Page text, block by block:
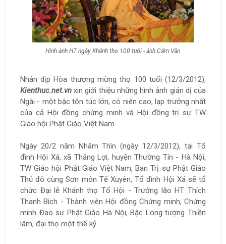
Hình ảnh HT ngày Khánh thọ 100 tuổi - ảnh Cẩm Vân
Nhân dịp Hòa thượng mừng thọ 100 tuổi (12/3/2012),
Kienthuc.net.vnxin giới thiệu những hình ảnh giản dị của
Ngài - một bậc tôn túc lớn, có niên cao, lạp trưởng nhất
của cả Hội đồng chứng minh và Hội đồng trị sự TW
Giáo hội Phật Giáo Việt Nam.
Ngày 20/2 năm Nhâm Thìn (ngày 12/3/2012), tại Tổ
đình Hội Xá, xã Thắng Lợi, huyện Thường Tín - Hà Nội,
TW Giáo hội Phật Giáo Việt Nam, Ban Trị sự Phật Giáo
Thủ đô cùng Sơn môn Tế Xuyên, Tổ đình Hội Xá sẽ tổ
chức Đại lễ Khánh thọ Tổ Hội - Trưởng lão HT Thích
Thanh Bích - Thành viên Hội đồng Chứng minh, Chứng
minh Đạo sự Phật Giáo Hà Nội, Bậc Long tượng Thiền
lâm, đại thọ một thế kỷ.